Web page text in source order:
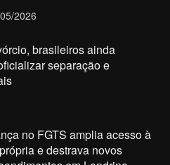
2026
brasileiros ainda
separação e
no FGTS amplia acesso à
e destrava novos